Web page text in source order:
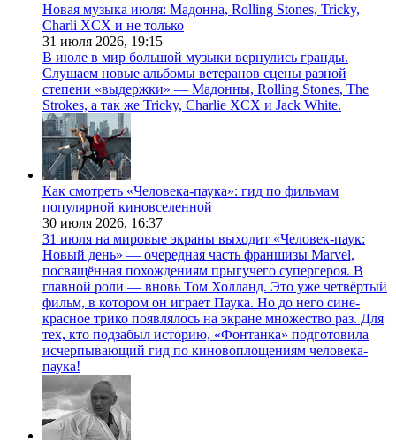
Новая музыка июля: Мадонна, Rolling Stones, Tricky,
Charli XCX и не только
31 июля 2026, 19:15
В июле в мир большой музыки вернулись гранды.
Слушаем новые альбомы ветеранов сцены разной
степени «выдержки» — Мадонны, Rolling Stones, The
Strokes, а так же Tricky, Charlie XCX и Jack White.
Как смотреть «Человека-паука»: гид по фильмам
популярной киновселенной
30 июля 2026, 16:37
31 июля на мировые экраны выходит «Человек-паук:
Новый день» — очередная часть франшизы Marvel,
посвящённая похождениям прыгучего супергероя. В
главной роли — вновь Том Холланд. Это уже четвёртый
фильм, в котором он играет Паука. Но до него сине-
красное трико появлялось на экране множество раз. Для
тех, кто подзабыл историю, «Фонтанка» подготовила
исчерпывающий гид по киновоплощениям человека-
паука!